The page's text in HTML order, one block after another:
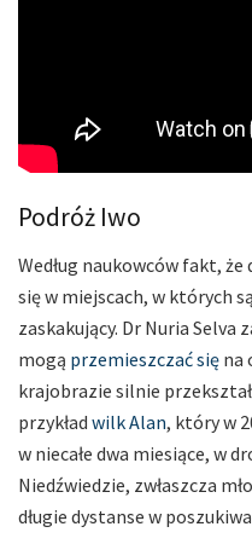
Podróż Iwo
Według naukowców fakt,
się w miejscach, w których
zaskakujący. Dr Nuria Selva
mogą przemieszczać się na
krajobrazie silnie
przykład wilk Alan, który w
w niecałe dwa miesiące, w
Niedźwiedzie, zwłaszcza
długie dystanse w